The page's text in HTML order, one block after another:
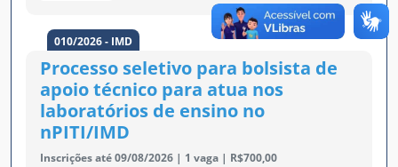
010/2026 - IMD
Processo seletivo para bolsista de
apoio técnico para atua nos
laboratórios de ensino no
nPITI/IMD
Inscrições até 09/08/2026 | 1 vaga | R$700,00